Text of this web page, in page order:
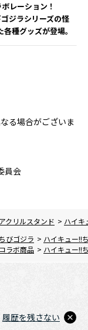
レーション！
ジラシリーズの怪
種グッズが登場。
る場合がございま
員会
アクリルスタンド > ハイ
ちびゴジラ > ハイキュー!!
コラボ商品 > ハイキュー!!
履歴を残さない